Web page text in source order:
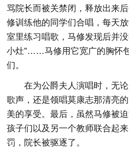
骂院长而被关禁闭，释放出来
修训练他的同学们合唱，每天
室里练习唱歌，马修发现后并
小灶”……马修用它宽广的胸怀
们。
在为公爵夫人演唱时，无
歌声，还是领唱莫康志那清亮
美的享受。最后，虽然马修被
孩子们以及另一个教师联合起
罚，院长被驱逐了。